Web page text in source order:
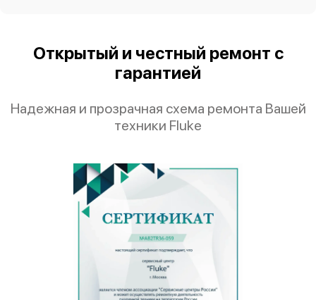
Открытый и честный ремонт с
гарантией
Надежная и прозрачная схема ремонта Вашей
техники Fluke